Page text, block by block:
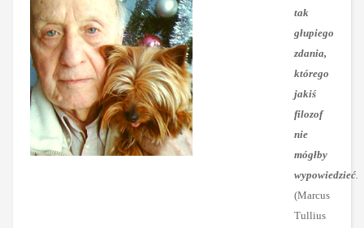
tak
głupiego
zdania,
którego
jakiś
filozof
nie
mógłby
wypowiedzieć.
(Marcus
Tullius